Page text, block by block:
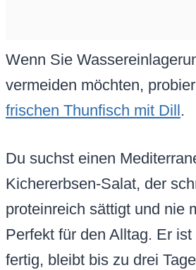
Wenn Sie
vermeiden möchten,
frischen Thunfisch mit Dill .
Du suchst einen
Kichererbsen-Salat, der
proteinreich sättigt und nie
Perfekt für den Alltag. Er
fertig, bleibt bis zu drei